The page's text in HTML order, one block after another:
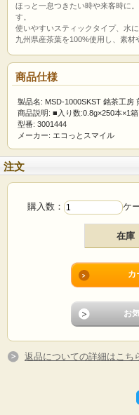
ほっと一息つきたい時や来客時に
す。
使いやすいスティックタイプ、水
九州県産茶葉を100%使用し、素材
商品仕様
製品名: MSD-1000SKST 銘茶工房
商品説明: ■入り数:0.8g×250本×1箱
型番: 3001444
メーカー: エコっとスマイル
注文
購入数： ケ
在庫
返品についての詳細はこち